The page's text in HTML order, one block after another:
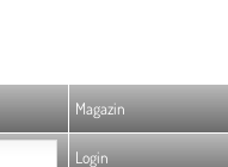
Magazin
Login